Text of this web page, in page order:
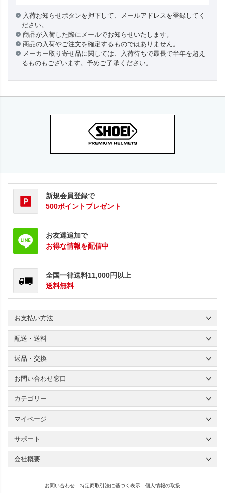
入荷お知らせボタンを押下して、メールアドレスを登録してく
ださい。
商品が入荷した際にメールでお知らせいたします。
商品の入荷やご注文を確定するものではありません。
メーカー取り寄せ品に関しては、入荷待ちで最長で半年を超え
るものもございます。予めご了承ください。
新規会員登録で
500ポイントプレゼント
お友達追加で
お得な情報を配信中
全国一律送料11,000円以上
送料無料
お支払い方法
配送・送料
返品・交換
お問い合わせ窓口
カテゴリー
マイページ
サポート
会社概要
お問い合わせ 特定商取引法に基づく表示 個人情報の取扱